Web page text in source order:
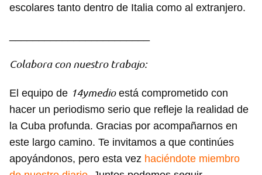
Guardar como favorito
iniciar sesión con tu cuenta de 14ymedio.
INICIAR SESIÓN
escolares tanto dentro de Italia como al extranjero.
Colabora con nuestro trabajo:
El equipo de 14ymedioestá comprometido con
hacer un periodismo serio que refleje la realidad de
la Cuba profunda. Gracias por acompañarnos en
este largo camino. Te invitamos a que continúes
apoyándonos, pero esta vez haciéndote miembro